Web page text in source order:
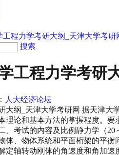
工程力学考研大纲_天津大学考研
搜索
工程力学考研
人大经济论坛
大纲_天津大学考研网 据天津
理论和基本方法的掌握程度。
、考试的内容及比例静力学（
体、物体系统和平面桁架的平
定轴转动刚体的角速度和角加